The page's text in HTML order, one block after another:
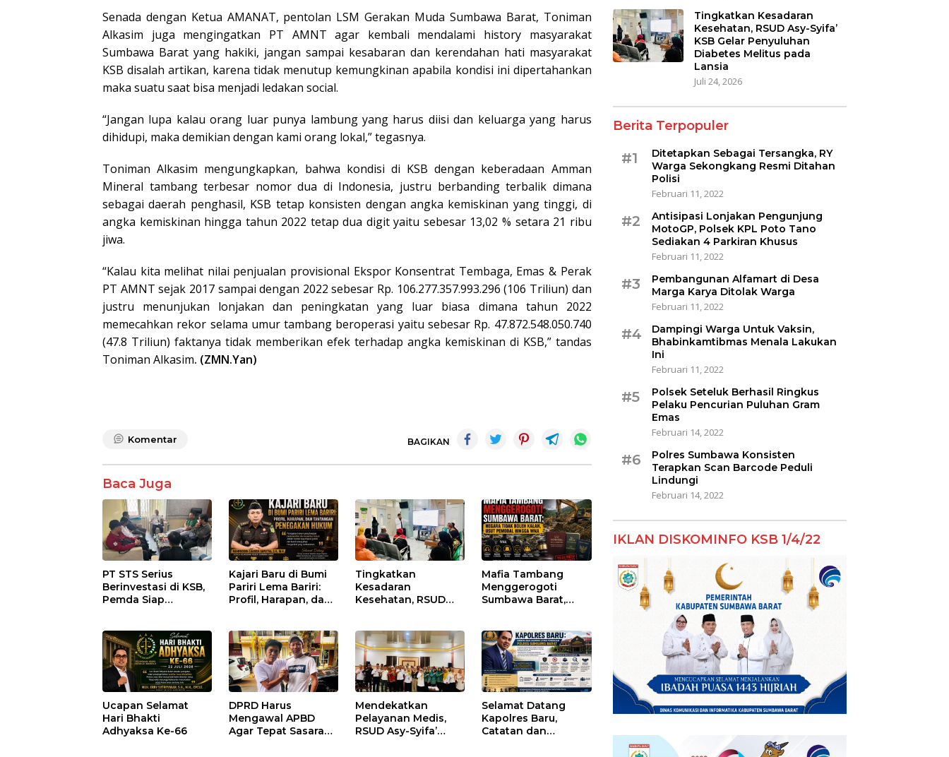
Senada dengan Ketua AMANAT, pentolan LSM Gerakan Muda Sumbawa Barat, Toniman
Alkasim juga mengingatkan PT AMNT agar kembali mendalami history masyarakat
Sumbawa Barat yang hakiki, jangan sampai kesabaran dan kerendahan hati masyarakat
KSB disalah artikan, karena tidak menutup kemungkinan apabila kondisi ini dipertahankan
maka suatu saat bisa menjadi ledakan social.
“Jangan lupa kalau orang luar punya lambung yang harus diisi dan keluarga yang harus
dihidupi, maka demikian dengan kami orang lokal,” tegasnya.
Toniman Alkasim mengungkapkan, bahwa kondisi di KSB dengan keberadaan Amman
Mineral tambang terbesar nomor dua di Indonesia, justru berbanding terbalik dimana
sebagai daerah penghasil, KSB tetap konsisten dengan angka kemiskinan yang tinggi, di
angka kemiskinan hingga tahun 2022 tetap dua digit yaitu sebesar 13,02 % setara 21 ribu
jiwa.
“Kalau kita melihat nilai penjualan provisional Ekspor Konsentrat Tembaga, Emas & Perak
PT AMNT sejak 2017 sampai dengan 2022 sebesar Rp. 106.277.357.993.296 (106 Triliun) dan
justru menunjukan lonjakan dan peningkatan yang luar biasa dimana tahun 2022
memecahkan rekor selama umur tambang beroperasi yaitu sebesar Rp. 47.872.548.050.740
(47.8 Triliun) faktanya tidak memberikan efek terhadap angka kemiskinan di KSB,” tandas
Toniman Alkasim. (ZMN.Yan)
Komentar BAGIKAN
Baca Juga
PT STS Serius
Berinvestasi di KSB,
Pemda Siap
Kepatuhan Regulasi
Kajari Baru di Bumi
Pariri Lema Bariri:
Profil, Harapan, dan
Tingkatkan
Kesadaran
Kesehatan, RSUD
Diabetes Melitus
pada Lansia
Mafia Tambang
Menggerogoti
Sumbawa Barat,
hingga WNA
Ucapan Selamat
Hari Bhakti
Adhyaksa Ke-66
DPRD Harus
Mengawal APBD
Agar Tepat Sasaran
Mendekatkan
Pelayanan Medis,
RSUD Asy-Syifa’
Selamat Datang
Kapolres Baru,
Catatan dan
Tingkatkan Kesadaran
Kesehatan, RSUD Asy-Syifa’
KSB Gelar Penyuluhan
Diabetes Melitus pada
Lansia
Juli 24, 2026
Berita Terpopuler
#1
Ditetapkan Sebagai Tersangka, RY
Warga Sekongkang Resmi Ditahan
Polisi
Februari 11, 2022
#2
Antisipasi Lonjakan Pengunjung
MotoGP, Polsek KPL Poto Tano
Sediakan 4 Parkiran Khusus
Februari 11, 2022
#3
Pembangunan Alfamart di Desa
Marga Karya Ditolak Warga
Februari 11, 2022
#4
Dampingi Warga Untuk Vaksin,
Bhabinkamtibmas Menala Lakukan
Ini
Februari 11, 2022
#5
Polsek Seteluk Berhasil Ringkus
Pelaku Pencurian Puluhan Gram
Emas
Februari 14, 2022
#6
Polres Sumbawa Konsisten
Terapkan Scan Barcode Peduli
Lindungi
Februari 14, 2022
IKLAN DISKOMINFO KSB 1/4/22